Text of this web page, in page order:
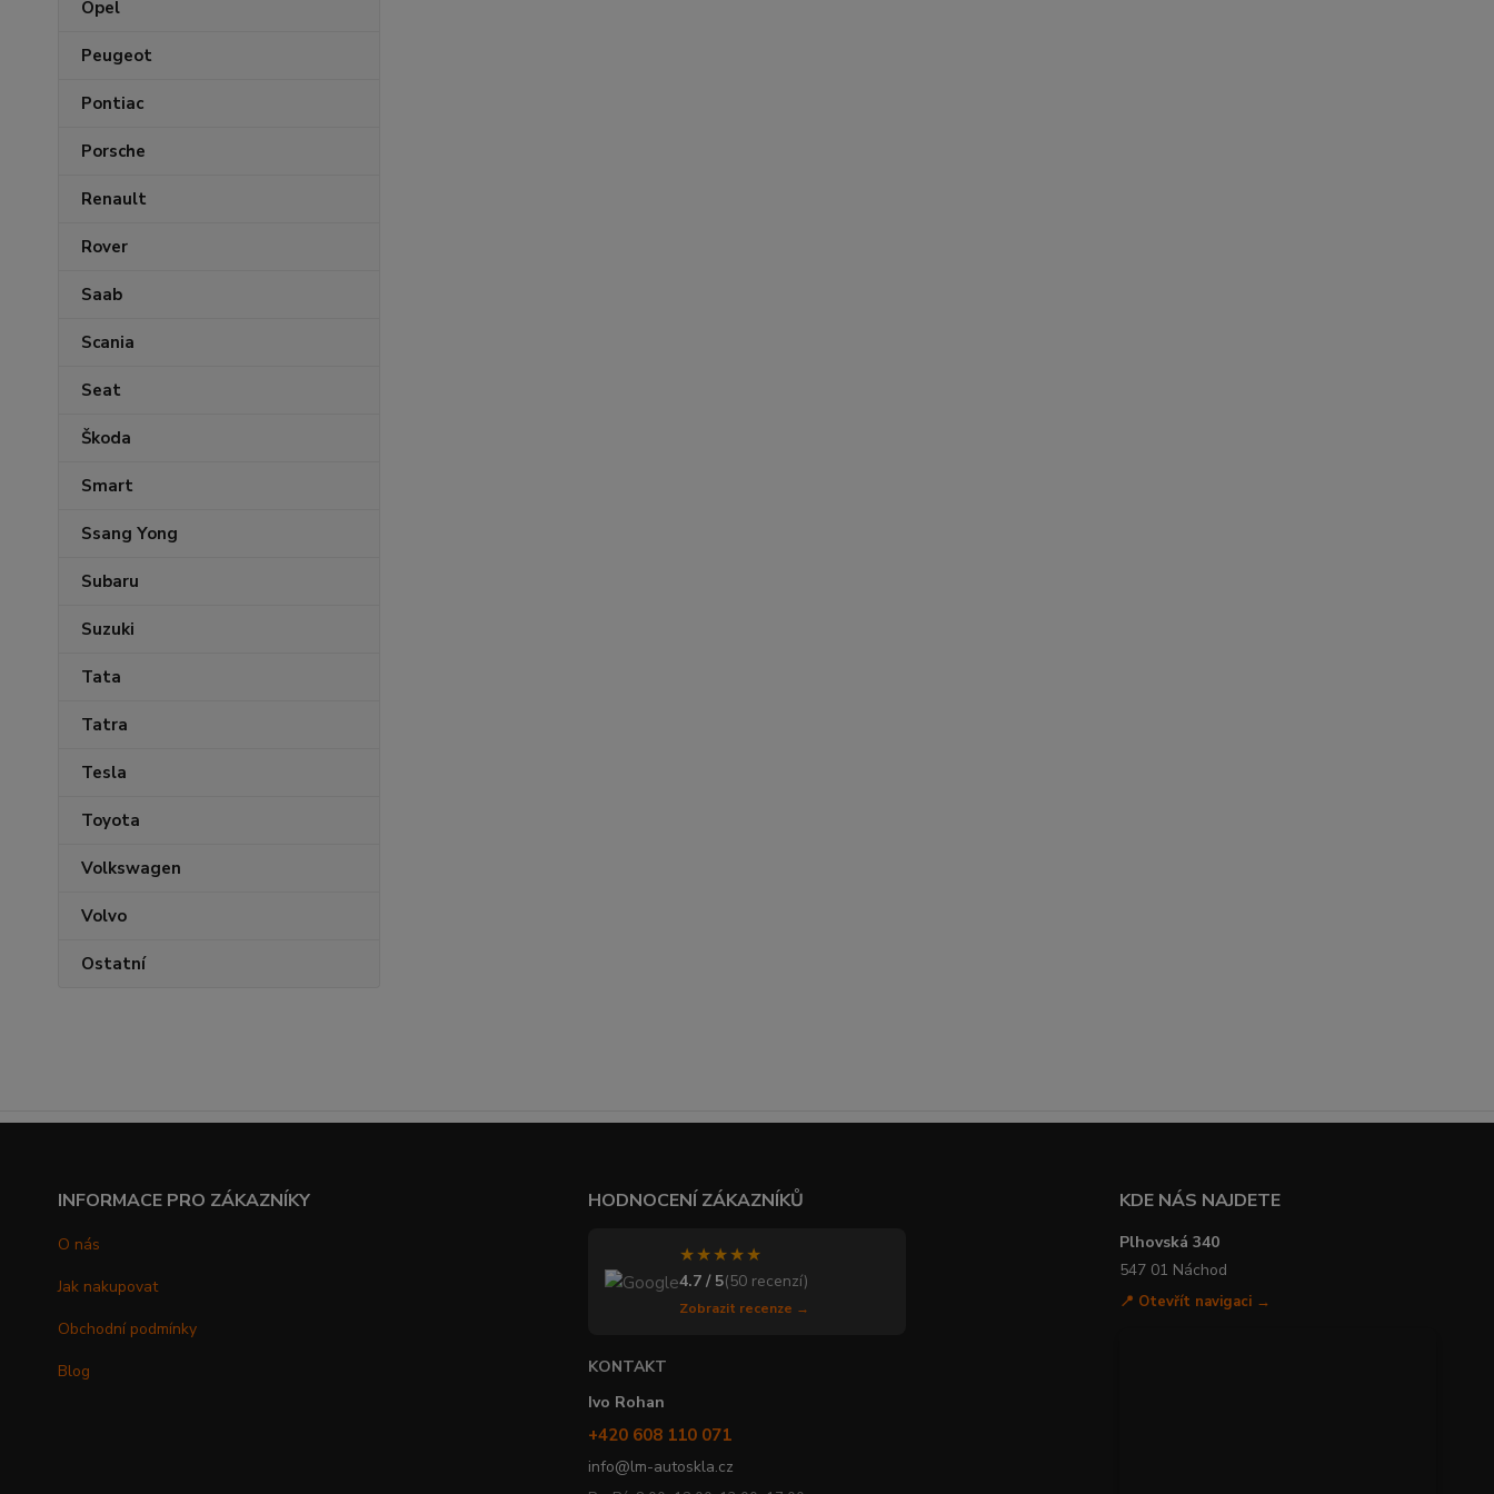
Opel
Peugeot
Pontiac
Porsche
Renault
Rover
Saab
Scania
Seat
Škoda
Smart
Ssang Yong
Subaru
Suzuki
Tata
Tatra
Tesla
Toyota
Volkswagen
Volvo
Ostatní
INFORMACE PRO ZÁKAZNÍKY
O nás
Jak nakupovat
Obchodní podmínky
Blog
HODNOCENÍ ZÁKAZNÍKŮ
★★★★★
4.7 / 5(50 recenzí)
Zobrazit recenze →
KONTAKT
Ivo Rohan
+420 608 110 071
info@lm-autoskla.cz
KDE NÁS NAJDETE
Plhovská 340
547 01 Náchod
📍 Otevřít navigaci →